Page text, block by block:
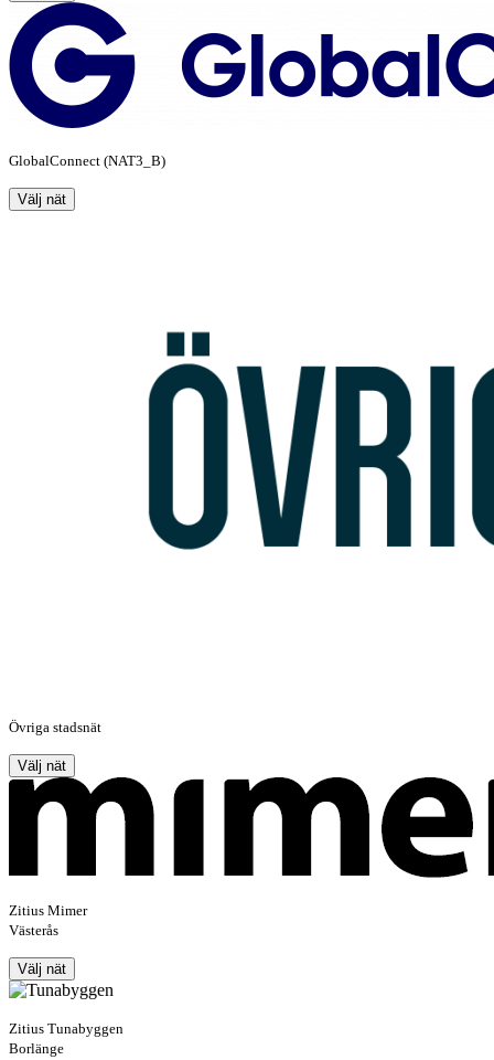
GlobalConnect (NAT3_B)
Välj nät
Övriga stadsnät
Välj nät
Zitius Mimer
Västerås
Välj nät
Zitius Tunabyggen
Borlänge